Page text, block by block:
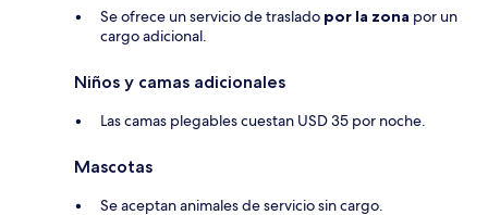
Se ofrece un servicio de traslado por la zona por un
cargo adicional.
Niños y camas adicionales
Las camas plegables cuestan USD 35 por noche.
Mascotas
Se aceptan animales de servicio sin cargo.